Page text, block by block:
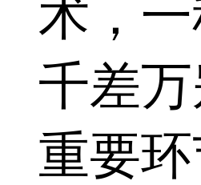
术，
千差
重要